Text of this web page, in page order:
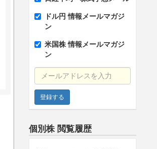
ドル円 情報メールマガジ
ン
米国株 情報メールマガジ
ン
メールアドレスを入力
個別株 閲覧履歴